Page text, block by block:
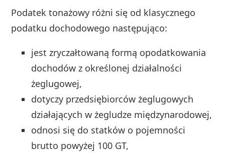
Podatek tonażowy różni się od klasycznego
podatku dochodowego następująco:
jest zryczałtowaną formą opodatkowania
dochodów z określonej działalności
żeglugowej,
dotyczy przedsiębiorców żeglugowych
działających w żegludze międzynarodowej,
odnosi się do statków o pojemności
brutto powyżej 100 GT,